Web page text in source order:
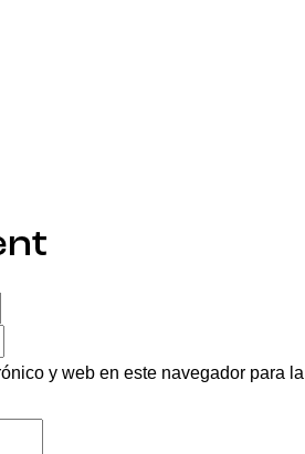
y web en este navegador para